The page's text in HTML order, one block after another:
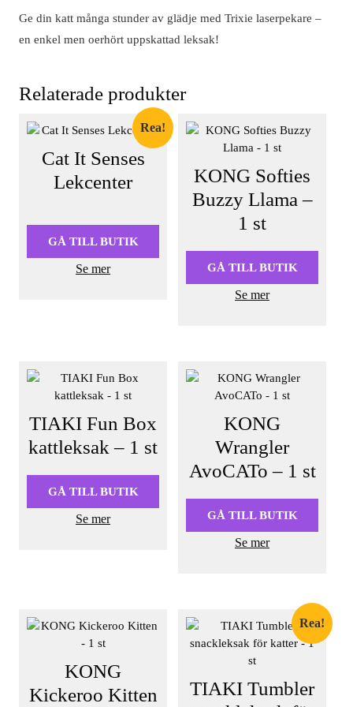
Ge din katt många stunder av glädje med Trixie laserpekare –
en enkel men oerhört uppskattad leksak!
Relaterade produkter
Rea!
Cat It Senses
Lekcenter
ursprungliga
priset
199,90 kr.
nuvarande
priset
114,00 kr.
GÅ TILL BUTIK
Se mer
KONG Softies
Buzzy Llama –
1 st
GÅ TILL BUTIK
Se mer
TIAKI Fun Box
kattleksak – 1 st
GÅ TILL BUTIK
Se mer
KONG
Wrangler
AvoCATo – 1 st
GÅ TILL BUTIK
Se mer
KONG
Kickeroo Kitten
Rea!
TIAKI Tumbler